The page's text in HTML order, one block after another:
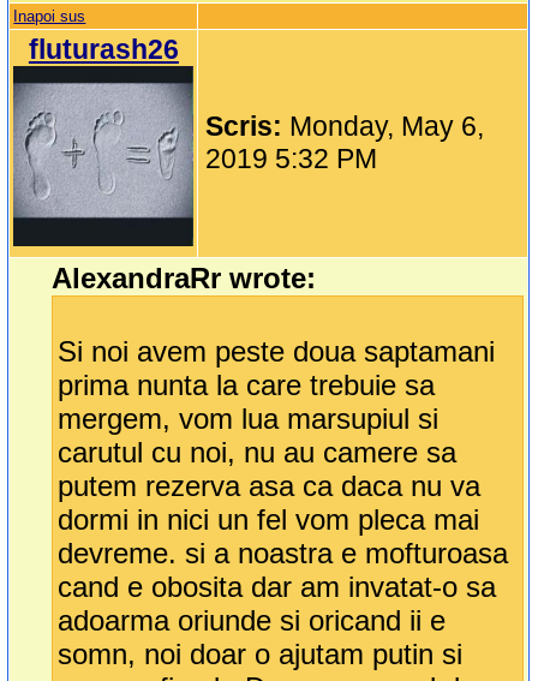
Inapoi sus
fluturash26
Scris: Monday, May 6,
2019 5:32 PM
AlexandraRr wrote:
Si noi avem peste doua saptamani
prima nunta la care trebuie sa
mergem, vom lua marsupiul si
carutul cu noi, nu au camere sa
putem rezerva asa ca daca nu va
dormi in nici un fel vom pleca mai
devreme. si a noastra e mofturoasa
cand e obosita dar am invatat-o sa
adoarma oriunde si oricand ii e
somn, noi doar o ajutam putin si